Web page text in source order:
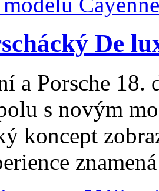
De
a Porsche
s novým
koncept